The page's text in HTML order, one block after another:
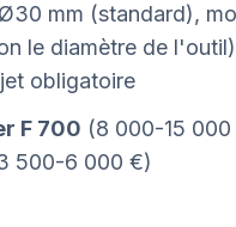
mm (standard),
le diamètre de
obligatoire
F 700 (8 000-15
500-6 000 €)